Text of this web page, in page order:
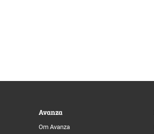
Avanza
Om Avanza